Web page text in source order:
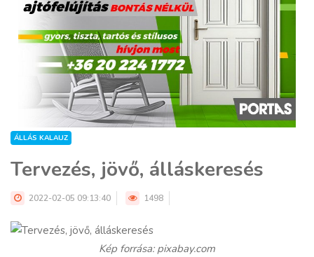
ÁLLÁS KALAUZ
Tervezés, jövő, álláskeresés
2022-02-05 09:13:40 1498
Kép forrása: pixabay.com